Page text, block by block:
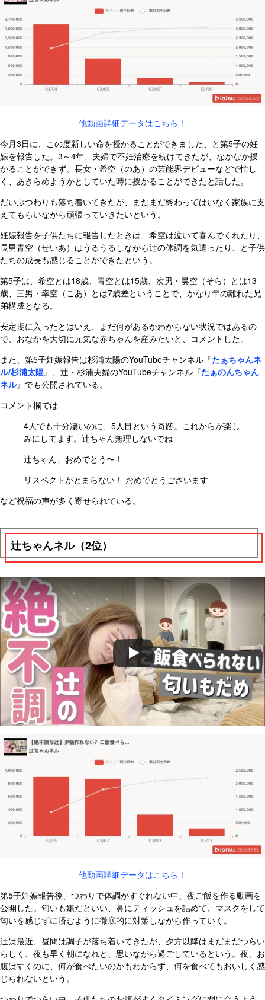
他動画詳細データはこちら！
今月3日に、この度新しい命を授かることができました、と第5子の妊
娠を報告した。3～4年、夫婦で不妊治療を続けてきたが、なかなか授
かることができず、長女・希空（のあ）の芸能界デビューなどで忙し
く、あきらめようかとしていた時に授かることができたと話した。
だいぶつわりも落ち着いてきたが、まだまだ終わってはいなく家族に支
えてもらいながら頑張っていきたいという。
妊娠報告を子供たちに報告したときは、希空は泣いて喜んでくれたり、
長男青空（せいあ）はうるうるしながら辻の体調を気遣ったり、と子供
たちの成長も感じることができたという。
第5子は、希空とは18歳、青空とは15歳、次男・昊空（そら）とは13
歳、三男・幸空（こあ）とは7歳差ということで、かなり年の離れた兄
弟構成となる。
安定期に入ったとはいえ、まだ何があるかわからない状況ではあるの
で、おなかを大切に元気な赤ちゃんを産みたいと、コメントした。
また、第5子妊娠報告は杉浦太陽のYouTubeチャンネル『たぁちゃんネ
ル/杉浦太陽』、辻・杉浦夫婦のYouTubeチャンネル『たぁのんちゃん
ネル』でも公開されている。
コメント欄では
4人でも十分凄いのに、5人目という奇跡。これからが楽し
みにしてます。辻ちゃん無理しないでね
辻ちゃん、おめでとう〜！
リスペクトがとまらない！ おめでとうございます
など祝福の声が多く寄せられている。
辻ちゃんネル（2位）
他動画詳細データはこちら！
第5子妊娠報告後、つわりで体調がすぐれない中、夜ご飯を作る動画を
公開した。匂いも嫌だといい、鼻にティッシュを詰めて、マスクをして
匂いを感じずに済むように徹底的に対策しながら作っていく。
辻は最近、昼間は調子が落ち着いてきたが、夕方以降はまだまだつらい
らしく、夜も早く朝になれと、思いながら過ごしているという。夜、お
腹はすくのに、何が食べたいのかもわからず、何を食べてもおいしく感
じられないという。